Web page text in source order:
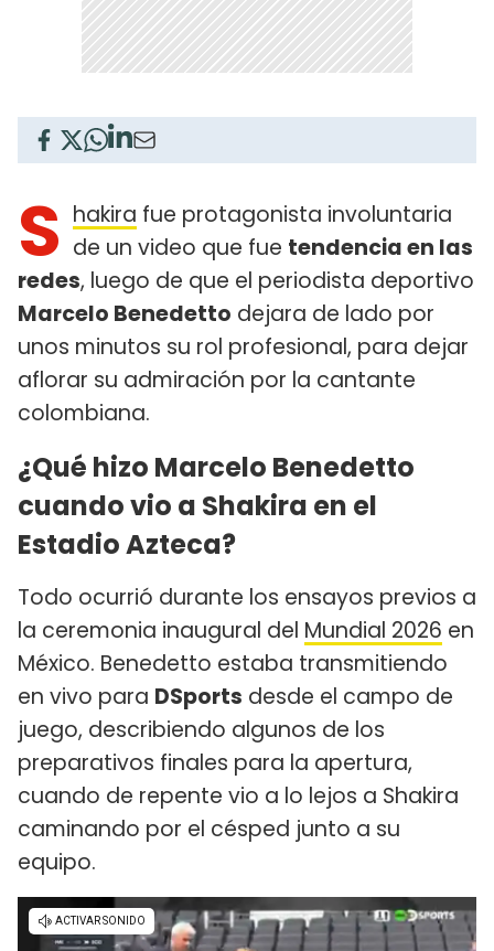
S hakira fue protagonista involuntaria
de un video que fue tendencia en las
redes, luego de que el periodista deportivo
Marcelo Benedetto dejara de lado por
unos minutos su rol profesional, para dejar
aflorar su admiración por la cantante
colombiana.
¿Qué hizo Marcelo Benedetto
cuando vio a Shakira en el
Estadio Azteca?
Todo ocurrió durante los ensayos previos a
la ceremonia inaugural del Mundial 2026 en
México. Benedetto estaba transmitiendo
en vivo para DSports desde el campo de
juego, describiendo algunos de los
preparativos finales para la apertura,
cuando de repente vio a lo lejos a Shakira
caminando por el césped junto a su
equipo.